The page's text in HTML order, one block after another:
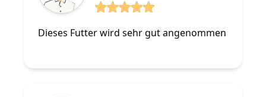
Dieses Futter wird sehr gut angenommen